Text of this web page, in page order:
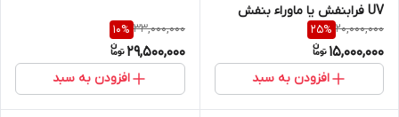
UV فرابنفش یا ماوراء بنفش
سنگهای قیمتی مخصوص سنگ
شناسی و کانی شناسی و گوهر
شناسی و کارشناسی رنگ خودرو و
بازرسی فنی NDT
20,000,000
25%
15,000,000
افزودن به سبد
کارشناسی رنگ خودرو، بازرسی
فنی NDT
33,000,000
10%
29,500,000
افزودن به سبد